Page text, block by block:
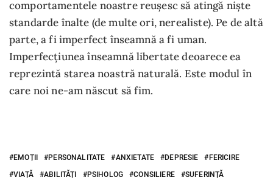
comportamentele noastre reușesc să atingă niște
standarde înalte (de multe ori, nerealiste). Pe de altă
parte, a fi imperfect înseamnă a fi uman.
Imperfecțiunea înseamnă libertate deoarece ea
reprezintă starea noastră naturală. Este modul în
care noi ne-am născut să fim.
EMOȚII PERSONALITATE ANXIETATE DEPRESIE
FERICIRE
VIAȚĂ
ABILITĂȚI PSIHOLOG CONSILIERE
SUFERINȚĂ